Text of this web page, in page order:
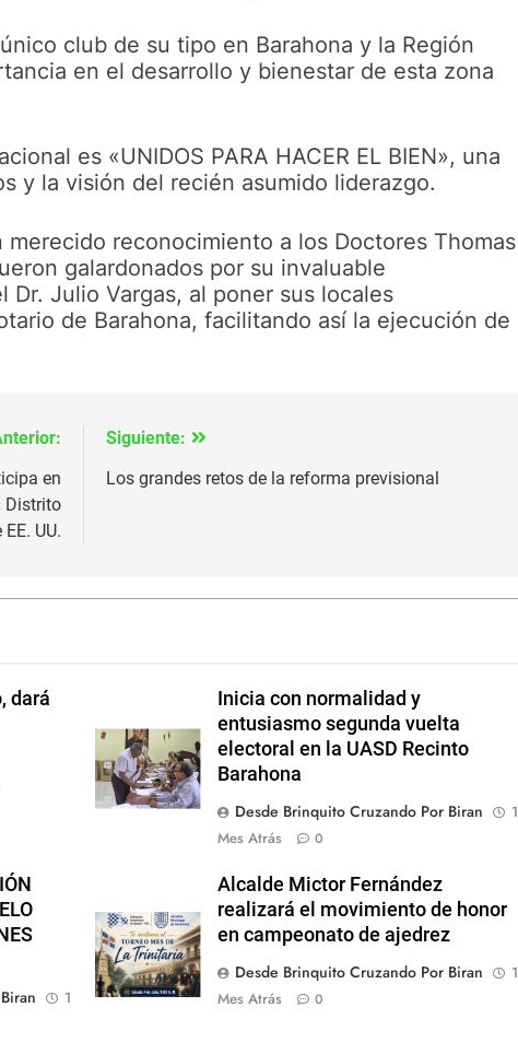
club de su tipo en Barahona y la Región
en el desarrollo y bienestar de esta zona
es «UNIDOS PARA HACER EL BIEN», una
y la visión del recién asumido liderazgo.
reconocimiento a los Doctores Thomas
galardonados por su invaluable
Julio Vargas, al poner sus locales
de Barahona, facilitando así la ejecución de
en
Distrito
UU.
Siguiente:
Los grandes retos de la reforma previsional
dará
Inicia con normalidad y
entusiasmo segunda vuelta
electoral en la UASD Recinto
Barahona
Desde Brinquito Cruzando Por Biran
1
Mes Atrás
0
1
Alcalde Mictor Fernández
realizará el movimiento de honor
en campeonato de ajedrez
Desde Brinquito Cruzando Por Biran
1
Mes Atrás
0